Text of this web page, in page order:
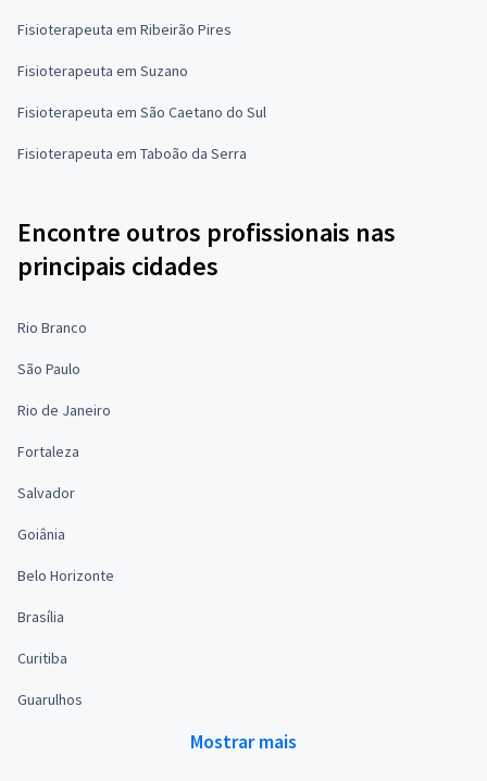
Fisioterapeuta em Ribeirão Pires
Fisioterapeuta em Suzano
Fisioterapeuta em São Caetano do Sul
Fisioterapeuta em Taboão da Serra
Encontre outros profissionais nas
principais cidades
Rio Branco
São Paulo
Rio de Janeiro
Fortaleza
Salvador
Goiânia
Belo Horizonte
Brasília
Curitiba
Guarulhos
Mostrar mais